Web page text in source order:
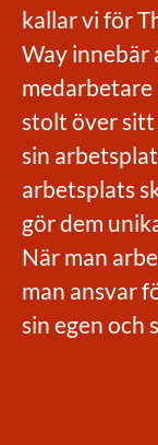
kallar vi för
Way innebär
medarbetare
stolt över sitt
sin
arbetsplats
gör dem
När man
man ansvar
sin egen och